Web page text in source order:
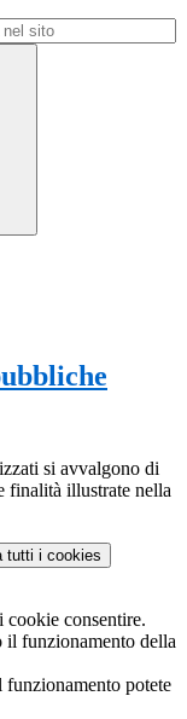
si avvalgono di
finalità illustrate nella
tutti i cookies
cookie consentire.
il funzionamento della
funzionamento potete